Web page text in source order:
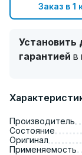
Заказ в 1
Установить
гарантией в
Производитель
Состояние
Оригинал
Применяемость